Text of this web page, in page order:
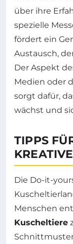
über ihre
spezielle
fördert ein
Austausch,
Der Aspekt
Medien oder
sorgt dafür,
wächst und
TIPPS
Die Do-it-
Menschen
Kuscheltiere